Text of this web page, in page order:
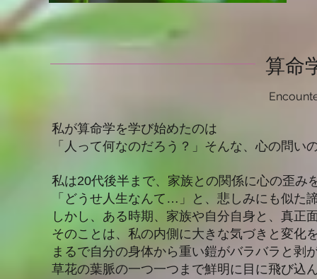
算命
私が算命学を学び始めたのは
「人って何なのだろう？」そんな、心の問い
私は20代後半まで、家族との関係に心の歪み
「どうせ人生なんて…」と、悲しみにも似た
しかし、ある時期、家族や自分自身と、真正
そのことは、私の内側に大きな気づきと変化
まるで自分の身体から重い鎧がバラバラと剥
草花の葉脈の一つ一つまで鮮明に目に飛び込